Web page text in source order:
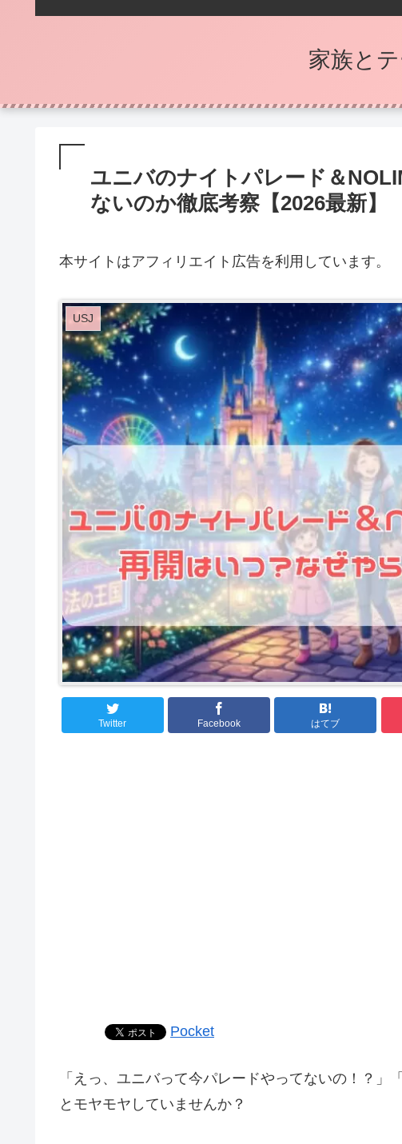
家族と
ユニバのナイトパレード＆
ないのか徹底考察【2026最新】
本サイトはアフィリエイト広告を利用しています。
USJ
Twitter Facebook はてブ
Pocket
「えっ、ユニバって今パレードやってないの！？」
とモヤモヤしていませんか？